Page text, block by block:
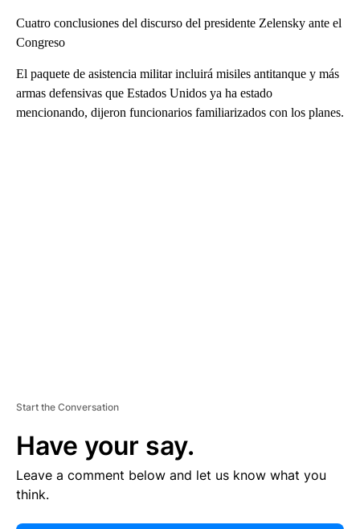
Cuatro conclusiones del discurso del presidente Zelensky ante el
Congreso
El paquete de asistencia militar incluirá misiles antitanque y más
armas defensivas que Estados Unidos ya ha estado
mencionando, dijeron funcionarios familiarizados con los planes.
Start the Conversation
Have your say.
Leave a comment below and let us know what you
think.